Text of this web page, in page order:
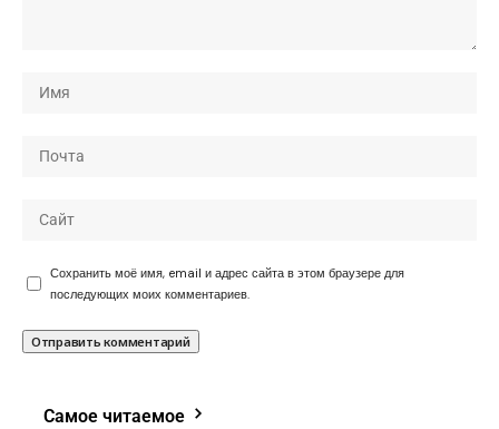
Сохранить моё имя, email и адрес сайта в этом браузере для
последующих моих комментариев.
Самое читаемое